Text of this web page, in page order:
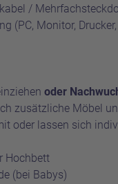
/
(PC, Monitor,
oder
zusätzliche Möbel
oder lassen sich
Hochbett
(bei Babys)